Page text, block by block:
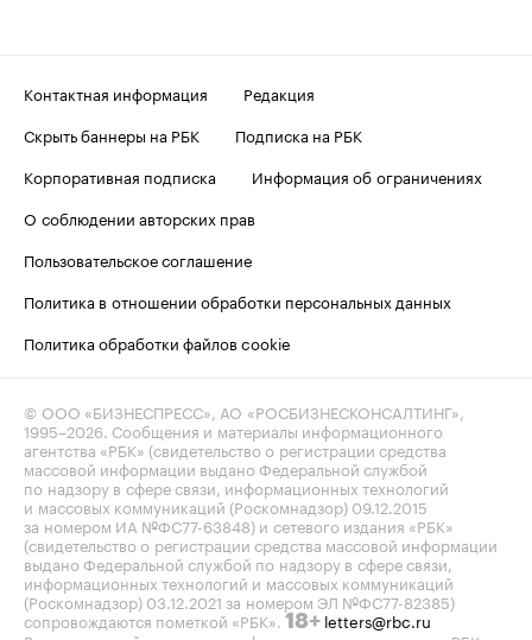
Контактная информация
Редакция
Скрыть баннеры на РБК
Подписка на РБК
Корпоративная подписка
Информация об ограничениях
О соблюдении авторских прав
Пользовательское соглашение
Политика в отношении обработки персональных данных
Политика обработки файлов cookie
© ООО «БИЗНЕСПРЕСС», АО «РОСБИЗНЕСКОНСАЛТИНГ»,
1995–2026. Сообщения и материалы информационного
агентства «РБК» (свидетельство о регистрации средства
массовой информации выдано Федеральной службой
по надзору в сфере связи, информационных технологий
и массовых коммуникаций (Роскомнадзор) 09.12.2015
за номером ИА №ФС77-63848) и сетевого издания «РБК»
(свидетельство о регистрации средства массовой информации
выдано Федеральной службой по надзору в сфере связи,
информационных технологий и массовых коммуникаций
(Роскомнадзор) 03.12.2021 за номером ЭЛ №ФС77-82385)
сопровождаются пометкой «РБК». 18+ letters@rbc.ru